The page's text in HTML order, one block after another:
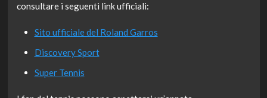
consultare i seguenti link ufficiali:
Sito ufficiale del Roland Garros
Discovery Sport
Super Tennis